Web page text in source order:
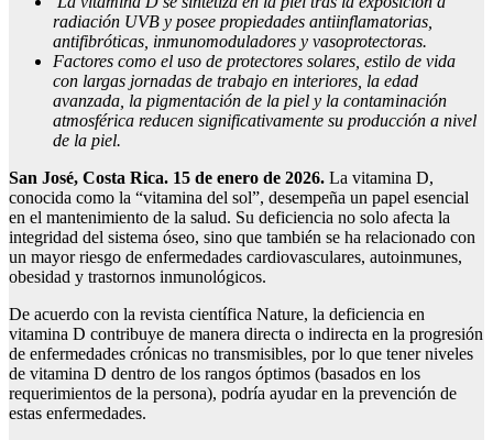
radiación UVB y posee propiedades antiinflamatorias,
antifibróticas, inmunomoduladores y vasoprotectoras.
Factores como el uso de protectores solares, estilo de vida
con largas jornadas de trabajo en interiores, la edad
avanzada, la pigmentación de la piel y la contaminación
atmosférica reducen significativamente su producción a nivel
de la piel.
San José, Costa Rica. 15 de enero de 2026. La vitamina D,
conocida como la “vitamina del sol”, desempeña un papel esencial
en el mantenimiento de la salud. Su deficiencia no solo afecta la
integridad del sistema óseo, sino que también se ha relacionado con
un mayor riesgo de enfermedades cardiovasculares, autoinmunes,
obesidad y trastornos inmunológicos.
De acuerdo con la revista científica Nature, la deficiencia en
vitamina D contribuye de manera directa o indirecta en la progresión
de enfermedades crónicas no transmisibles, por lo que tener niveles
de vitamina D dentro de los rangos óptimos (basados en los
requerimientos de la persona), podría ayudar en la prevención de
estas enfermedades.